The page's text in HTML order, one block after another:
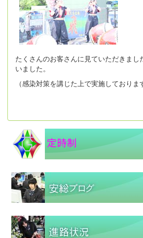
たくさんのお客さんに見ていただきまし
いました。
（感染対策を講じた上で実施しておりま